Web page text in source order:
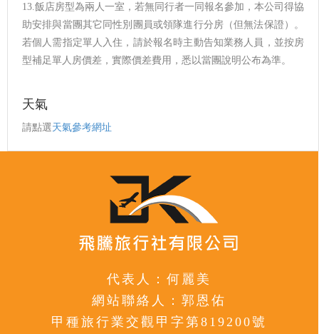
13.飯店房型為兩人一室，若無同行者一同報名參加，本公司得協
助安排與當團其它同性別團員或領隊進行分房（但無法保證）。
若個人需指定單人入住，請於報名時主動告知業務人員，並按房
型補足單人房價差，實際價差費用，悉以當團說明公布為準。
天氣
請點選天氣參考網址
代表人：何麗美
網站聯絡人：郭恩佑
甲種旅行業交觀甲字第819200號